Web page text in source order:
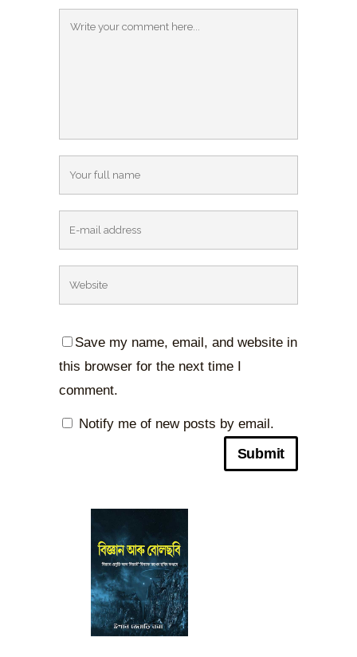
Save my name, email, and website in
this browser for the next time I
comment.
Notify me of new posts by email.